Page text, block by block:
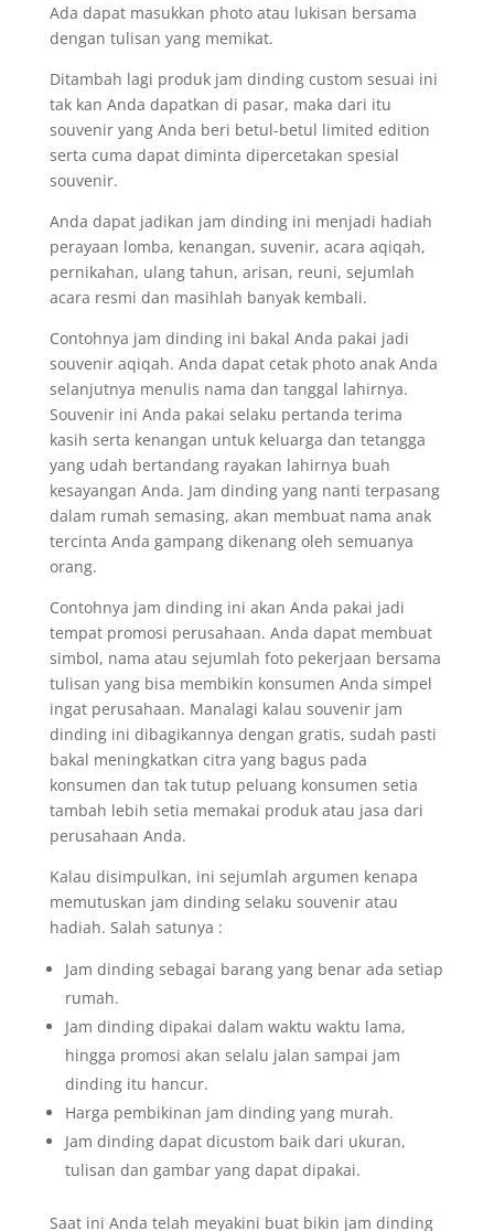
Ada dapat masukkan photo atau lukisan bersama
dengan tulisan yang memikat.
Ditambah lagi produk jam dinding custom sesuai ini
tak kan Anda dapatkan di pasar, maka dari itu
souvenir yang Anda beri betul-betul limited edition
serta cuma dapat diminta dipercetakan spesial
souvenir.
Anda dapat jadikan jam dinding ini menjadi hadiah
perayaan lomba, kenangan, suvenir, acara aqiqah,
pernikahan, ulang tahun, arisan, reuni, sejumlah
acara resmi dan masihlah banyak kembali.
Contohnya jam dinding ini bakal Anda pakai jadi
souvenir aqiqah. Anda dapat cetak photo anak Anda
selanjutnya menulis nama dan tanggal lahirnya.
Souvenir ini Anda pakai selaku pertanda terima
kasih serta kenangan untuk keluarga dan tetangga
yang udah bertandang rayakan lahirnya buah
kesayangan Anda. Jam dinding yang nanti terpasang
dalam rumah semasing, akan membuat nama anak
tercinta Anda gampang dikenang oleh semuanya
orang.
Contohnya jam dinding ini akan Anda pakai jadi
tempat promosi perusahaan. Anda dapat membuat
simbol, nama atau sejumlah foto pekerjaan bersama
tulisan yang bisa membikin konsumen Anda simpel
ingat perusahaan. Manalagi kalau souvenir jam
dinding ini dibagikannya dengan gratis, sudah pasti
bakal meningkatkan citra yang bagus pada
konsumen dan tak tutup peluang konsumen setia
tambah lebih setia memakai produk atau jasa dari
perusahaan Anda.
Kalau disimpulkan, ini sejumlah argumen kenapa
memutuskan jam dinding selaku souvenir atau
hadiah. Salah satunya :
Jam dinding sebagai barang yang benar ada setiap
rumah.
Jam dinding dipakai dalam waktu waktu lama,
hingga promosi akan selalu jalan sampai jam
dinding itu hancur.
Harga pembikinan jam dinding yang murah.
Jam dinding dapat dicustom baik dari ukuran,
tulisan dan gambar yang dapat dipakai.
Saat ini Anda telah meyakini buat bikin jam dinding